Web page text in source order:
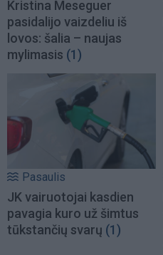
Kristina Meseguer
pasidalijo vaizdeliu iš
lovos: šalia – naujas
mylimasis (1)
Pasaulis
JK vairuotojai kasdien
pavagia kuro už šimtus
tūkstančių svarų (1)